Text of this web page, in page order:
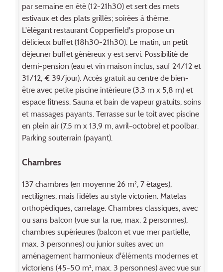
par semaine en été (12-21h30) et sert des mets
estivaux et des plats grillés; soirées à thème.
L'élégant restaurant Copperfield's propose un
délicieux buffet (18h30-21h30). Le matin, un petit
déjeuner buffet généreux y est servi. Possibilité de
demi-pension (eau et vin maison inclus, sauf 24/12 et
31/12, € 39/jour). Accès gratuit au centre de bien-
être avec petite piscine intérieure (3,3 m x 5,8 m) et
espace fitness. Sauna et bain de vapeur gratuits, soins
et massages payants. Terrasse sur le toit avec piscine
en plein air (7,5 m x 13,9 m, avril-octobre) et poolbar.
Parking souterrain (payant).
Chambres
137 chambres (en moyenne 26 m², 7 étages),
rectilignes, mais fidèles au style victorien. Matelas
orthopédiques, carrelage. Chambres classiques, avec
ou sans balcon (vue sur la rue, max. 2 personnes),
chambres supérieures (balcon et vue mer partielle,
max. 3 personnes) ou junior suites avec un
aménagement harmonieux d'éléments modernes et
victoriens (45-50 m², max. 3 personnes) avec vue sur